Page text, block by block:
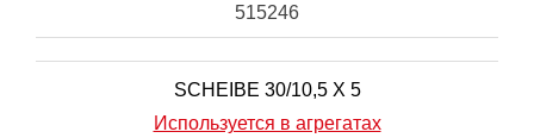
515246
SCHEIBE 30/10,5 X 5
Используется в агрегатах